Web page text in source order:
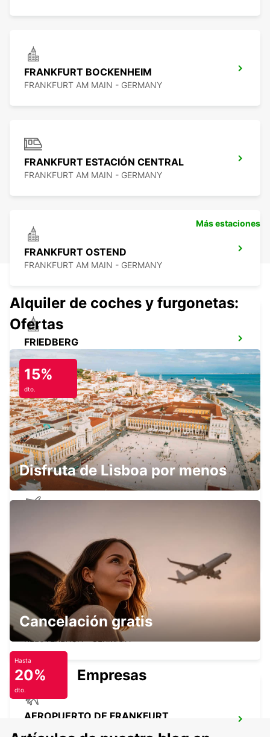
FRANKFURT BOCKENHEIM
FRANKFURT AM MAIN - GERMANY
FRANKFURT ESTACIÓN CENTRAL
FRANKFURT AM MAIN - GERMANY
FRANKFURT OSTEND
FRANKFURT AM MAIN - GERMANY
FRIEDBERG
FRIEDBERG - GERMANY
OFFENBACH MAIN NEW FROM 1 8 26
OFFENBACH - GERMANY
FRANKFURT AM MAIN - GERMANY
KELSTERBACH
KELSTERBACH - GERMANY
AEROPUERTO DE FRANKFURT
TERMINAL 3
Más estaciones
Alquiler de coches y furgonetas:
Ofertas
15%
dto.
Disfruta de Lisboa por menos
Cancelación gratis
Hasta
20%
dto.
Empresas